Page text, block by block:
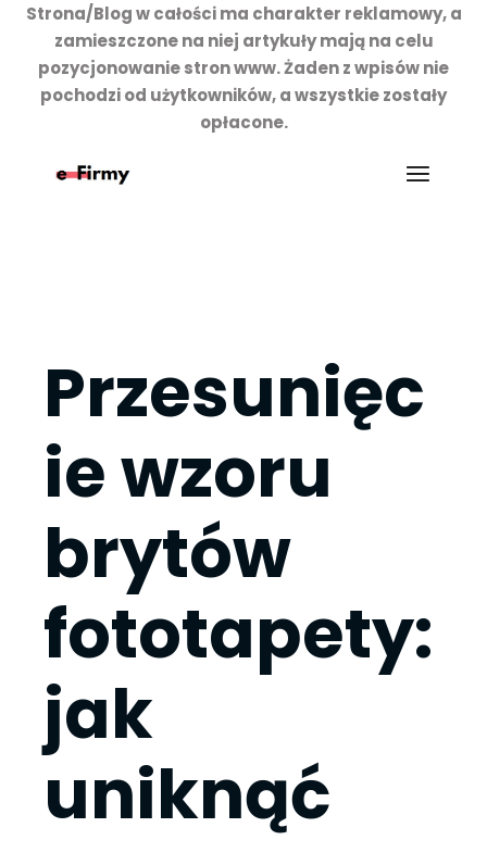
Strona/Blog w całości ma charakter reklamowy, a
zamieszczone na niej artykuły mają na celu
pozycjonowanie stron www. Żaden z wpisów nie
pochodzi od użytkowników, a wszystkie zostały
opłacone.
Przesunięc
ie wzoru
brytów
fototapety:
jak
uniknąć